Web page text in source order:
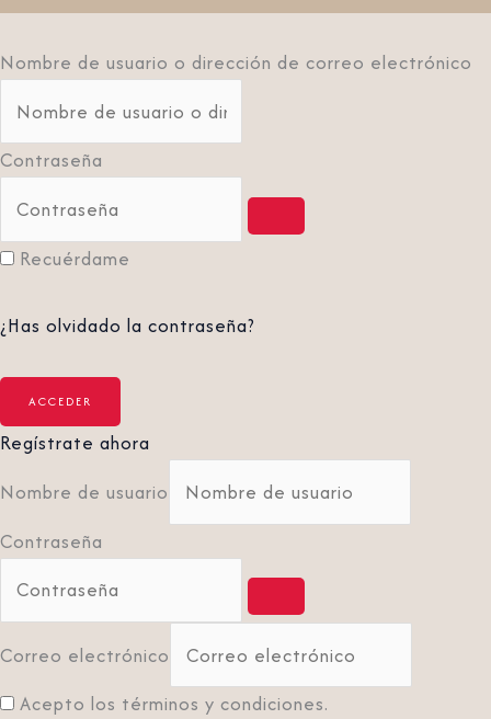
Nombre de usuario o dirección de correo electrónico
Contraseña
Recuérdame
¿Has olvidado la contraseña?
Regístrate ahora
Nombre de usuario
Contraseña
Correo electrónico
Acepto los términos y condiciones.